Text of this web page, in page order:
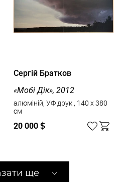
Сергій Братков
«Мобі Дік», 2012
алюміній, УФ друк , 140 x 380
см
20 000 $
ще